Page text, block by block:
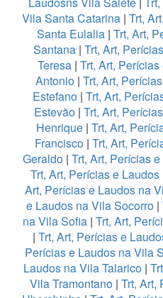
Vila Santa Catarina| Trt,
Santa Eulalia | Trt, Art,
Santana | Trt, Art,
Teresa | Trt, Art,
Antonio| Trt, Art,
Estefano| Trt, Art,
Estevão | Trt, Art,
Henrique| Trt, Art,
Francisco | Trt, Art,
Geraldo | Trt, Art, Perícias
Trt, Art, Perícias e
Art, Perícias e Laudos na
e Laudos na Vila Socorro |
na Vila Sofia| Trt, Art,
| Trt, Art, Perícias e
Perícias e Laudos na Vila
Laudos na Vila Talarico|
Vila Tramontano| Trt, Art,